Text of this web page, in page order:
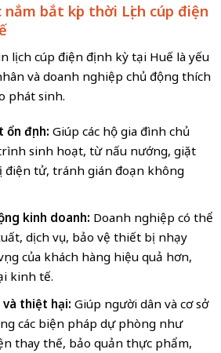
bắt kịp thời Lịch cúp điện
lịch cúp điện định kỳ tại Huế là yếu
và doanh nghiệp chủ động thích
phát sinh.
định: Giúp các hộ gia đình chủ
sinh hoạt, từ nấu nướng, giặt
điện tử, tránh gián đoạn không
kinh doanh: Doanh nghiệp có thể
dịch vụ, bảo vệ thiết bị nhạy
của khách hàng hiệu quả hơn,
kinh tế.
thiệt hại: Giúp người dân và cơ sở
các biện pháp dự phòng như
thay thế, bảo quản thực phẩm,